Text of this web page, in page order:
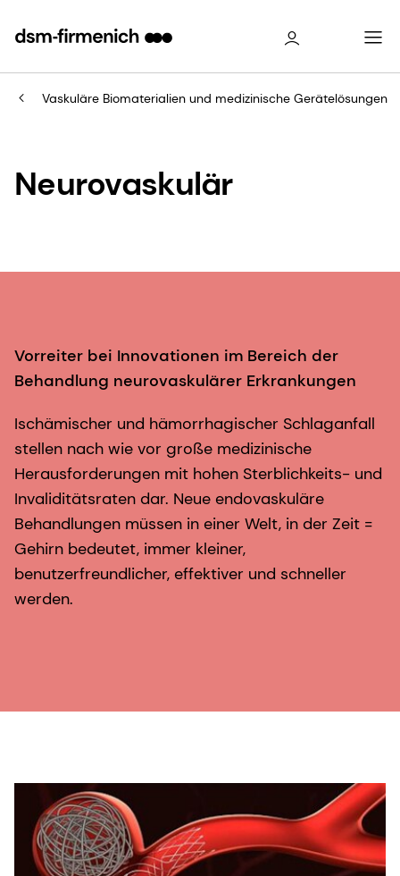
Vaskuläre Biomaterialien und medizinische Gerätelösungen
Neurovaskulär
Vorreiter bei Innovationen im Bereich der
Behandlung neurovaskulärer Erkrankungen
Ischämischer und hämorrhagischer Schlaganfall
stellen nach wie vor große medizinische
Herausforderungen mit hohen Sterblichkeits- und
Invaliditätsraten dar. Neue endovaskuläre
Behandlungen müssen in einer Welt, in der Zeit =
Gehirn bedeutet, immer kleiner,
benutzerfreundlicher, effektiver und schneller
werden.